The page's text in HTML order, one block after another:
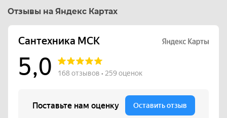
Отзывы на Яндекс Картах